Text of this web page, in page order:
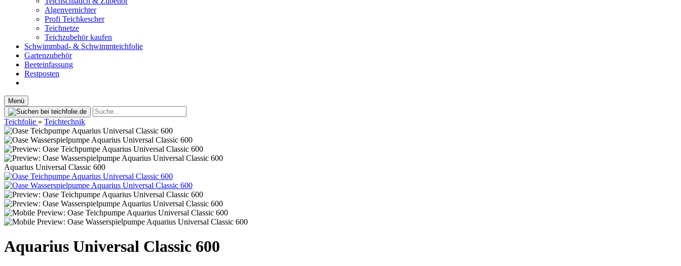
Algenvernichter
Profi Teichkescher
Teichnetze
Teichzubehör kaufen
Schwimmbad- & Schwimmteichfolie
Gartenzubehör
Beeteinfassung
Restposten
Menü
Teichfolie » Teichtechnik
Aquarius Universal Classic 600
Aquarius Universal Classic 600